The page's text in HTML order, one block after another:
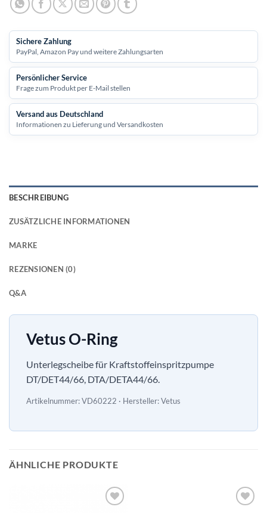
Sichere Zahlung
PayPal, Amazon Pay und weitere Zahlungsarten
Persönlicher Service
Frage zum Produkt per E-Mail stellen
Versand aus Deutschland
Informationen zu Lieferung und Versandkosten
BESCHREIBUNG
ZUSÄTZLICHE INFORMATIONEN
MARKE
REZENSIONEN (0)
Q&A
Vetus O-Ring
Unterlegscheibe für Kraftstoffeinspritzpumpe
DT/DET44/66, DTA/DETA44/66.
Artikelnummer: VD60222 · Hersteller: Vetus
ÄHNLICHE PRODUKTE